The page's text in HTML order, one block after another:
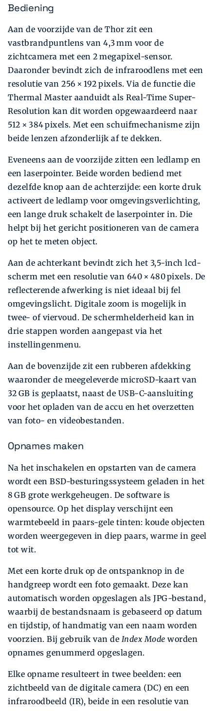
Bediening
Aan de voorzijde van de Thor zit een
vastbrandpuntlens van 4,3 mm voor de
zichtcamera met een 2 megapixel-sensor.
Daaronder bevindt zich de infraroodlens met een
resolutie van 256 × 192 pixels. Via de functie die
Thermal Master aanduidt als Real-Time Super-
Resolution kan dit worden opgewaardeerd naar
512 × 384 pixels. Met een schuifmechanisme zijn
beide lenzen afzonderlijk af te dekken.
Eveneens aan de voorzijde zitten een ledlamp en
een laserpointer. Beide worden bediend met
dezelfde knop aan de achterzijde: een korte druk
activeert de ledlamp voor omgevingsverlichting,
een lange druk schakelt de laserpointer in. Die
helpt bij het gericht positioneren van de camera
op het te meten object.
Aan de achterkant bevindt zich het 3,5-inch lcd-
scherm met een resolutie van 640 × 480 pixels. De
reflecterende afwerking is niet ideaal bij fel
omgevingslicht. Digitale zoom is mogelijk in
twee- of viervoud. De schermhelderheid kan in
drie stappen worden aangepast via het
instellingenmenu.
Aan de bovenzijde zit een rubberen afdekking
waaronder de meegeleverde microSD-kaart van
32 GB is geplaatst, naast de USB-C-aansluiting
voor het opladen van de accu en het overzetten
van foto- en videobestanden.
Opnames maken
Na het inschakelen en opstarten van de camera
wordt een BSD-besturingssysteem geladen in het
8 GB grote werkgeheugen. De software is
opensource. Op het display verschijnt een
warmtebeeld in paars-gele tinten: koude objecten
worden weergegeven in diep paars, warme in geel
tot wit.
Met een korte druk op de ontspanknop in de
handgreep wordt een foto gemaakt. Deze kan
automatisch worden opgeslagen als JPG-bestand,
waarbij de bestandsnaam is gebaseerd op datum
en tijdstip, of handmatig van een naam worden
voorzien. Bij gebruik van de Index Mode worden
opnames genummerd opgeslagen.
Elke opname resulteert in twee beelden: een
zichtbeeld van de digitale camera (DC) en een
infraroodbeeld (IR), beide in een resolutie van